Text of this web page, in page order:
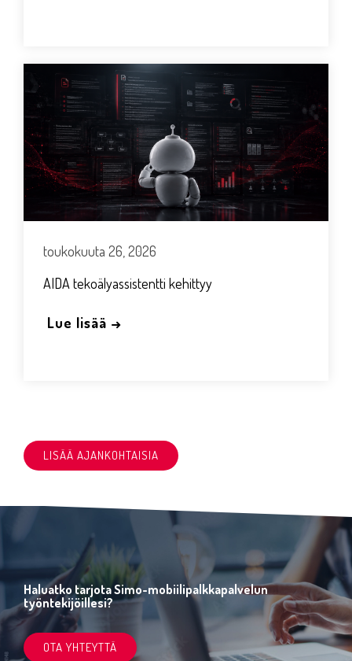
toukokuuta 26, 2026
AIDA tekoälyassistentti kehittyy
Lue lisää →
LISÄÄ AJANKOHTAISIA
Haluatko tarjota Simo-mobiilipalkkapalvelun
työntekijöillesi?
OTA YHTEYTTÄ